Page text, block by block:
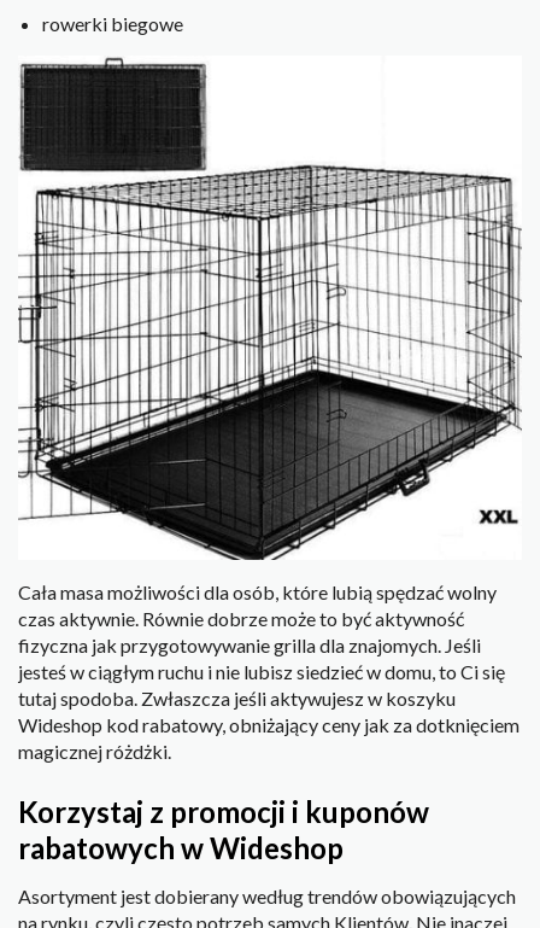
rowerki biegowe
Cała masa możliwości dla osób, które lubią spędzać wolny
czas aktywnie. Równie dobrze może to być aktywność
fizyczna jak przygotowywanie grilla dla znajomych. Jeśli
jesteś w ciągłym ruchu i nie lubisz siedzieć w domu, to Ci się
tutaj spodoba. Zwłaszcza jeśli aktywujesz w koszyku
Wideshop kod rabatowy, obniżający ceny jak za dotknięciem
magicznej różdżki.
Korzystaj z promocji i kuponów
rabatowych w Wideshop
Asortyment jest dobierany według trendów obowiązujących
na rynku, czyli często potrzeb samych Klientów. Nie inaczej